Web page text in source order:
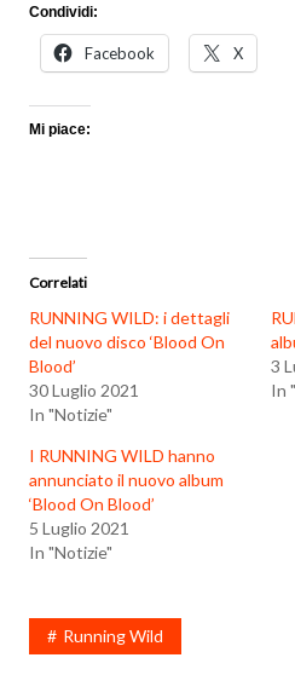
Condividi:
Facebook X
Mi piace:
Correlati
RUNNING WILD: i dettagli
del nuovo disco ‘Blood On
Blood’
30 Luglio 2021
In "Notizie"
3
In
I RUNNING WILD hanno
annunciato il nuovo album
‘Blood On Blood’
5 Luglio 2021
In "Notizie"
Running Wild